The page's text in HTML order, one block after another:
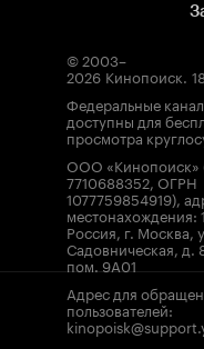
© 2003–
2026 Кинопоиск.
Федеральные
доступны для
просмотра
ООО
7710688352, ОГРН
1077759854919),
местонахождения:
Россия, г. Москва,
Садовническая, д.
пом. 9А01
Адрес для
пользователей: